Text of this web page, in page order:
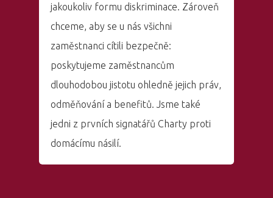
jakoukoliv formu diskriminace. Zároveň
chceme, aby se u nás všichni
zaměstnanci cítili bezpečně:
poskytujeme zaměstnancům
dlouhodobou jistotu ohledně jejich práv,
odměňování a benefitů. Jsme také
jedni z prvních signatářů Charty proti
domácímu násilí.